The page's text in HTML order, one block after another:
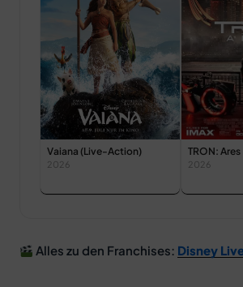
Vaiana (Live-Action)
2026
TRON: Ares
2026
Alles zu den Franchises: Disney